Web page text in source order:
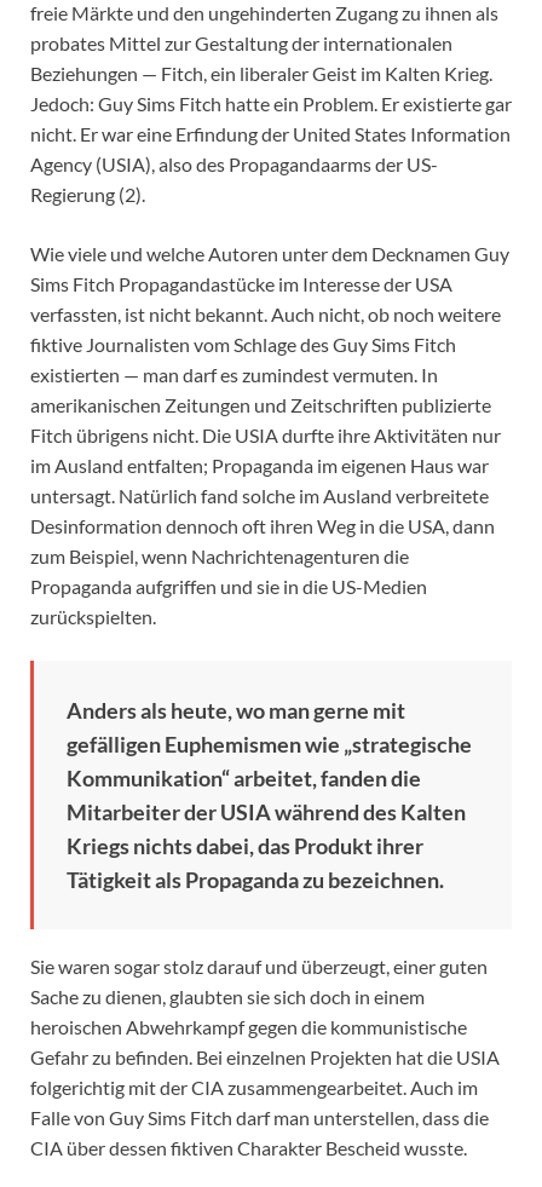
freie Märkte und den ungehinderten Zugang zu ihnen als
probates Mittel zur Gestaltung der internationalen
Beziehungen — Fitch, ein liberaler Geist im Kalten Krieg.
Jedoch: Guy Sims Fitch hatte ein Problem. Er existierte gar
nicht. Er war eine Erfindung der United States Information
Agency (USIA), also des Propagandaarms der US-
Regierung (2).
Wie viele und welche Autoren unter dem Decknamen Guy
Sims Fitch Propagandastücke im Interesse der USA
verfassten, ist nicht bekannt. Auch nicht, ob noch weitere
fiktive Journalisten vom Schlage des Guy Sims Fitch
existierten — man darf es zumindest vermuten. In
amerikanischen Zeitungen und Zeitschriften publizierte
Fitch übrigens nicht. Die USIA durfte ihre Aktivitäten nur
im Ausland entfalten; Propaganda im eigenen Haus war
untersagt. Natürlich fand solche im Ausland verbreitete
Desinformation dennoch oft ihren Weg in die USA, dann
zum Beispiel, wenn Nachrichtenagenturen die
Propaganda aufgriffen und sie in die US-Medien
zurückspielten.
Anders als heute, wo man gerne mit
gefälligen Euphemismen wie „strategische
Kommunikation“ arbeitet, fanden die
Mitarbeiter der USIA während des Kalten
Kriegs nichts dabei, das Produkt ihrer
Tätigkeit als Propaganda zu bezeichnen.
Sie waren sogar stolz darauf und überzeugt, einer guten
Sache zu dienen, glaubten sie sich doch in einem
heroischen Abwehrkampf gegen die kommunistische
Gefahr zu befinden. Bei einzelnen Projekten hat die USIA
folgerichtig mit der CIA zusammengearbeitet. Auch im
Falle von Guy Sims Fitch darf man unterstellen, dass die
CIA über dessen fiktiven Charakter Bescheid wusste.